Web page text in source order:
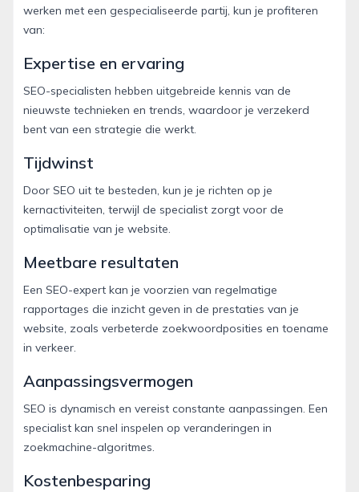
werken met een gespecialiseerde partij, kun je profiteren
van:
Expertise en ervaring
SEO-specialisten hebben uitgebreide kennis van de
nieuwste technieken en trends, waardoor je verzekerd
bent van een strategie die werkt.
Tijdwinst
Door SEO uit te besteden, kun je je richten op je
kernactiviteiten, terwijl de specialist zorgt voor de
optimalisatie van je website.
Meetbare resultaten
Een SEO-expert kan je voorzien van regelmatige
rapportages die inzicht geven in de prestaties van je
website, zoals verbeterde zoekwoordposities en toename
in verkeer.
Aanpassingsvermogen
SEO is dynamisch en vereist constante aanpassingen. Een
specialist kan snel inspelen op veranderingen in
zoekmachine-algoritmes.
Kostenbesparing